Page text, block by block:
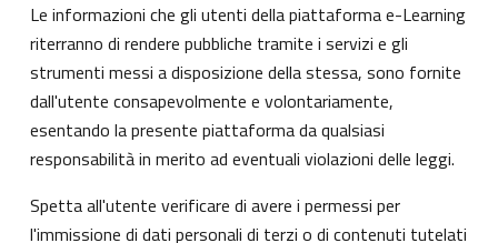
Le informazioni che gli utenti della piattaforma e-Learning
riterranno di rendere pubbliche tramite i servizi e gli
strumenti messi a disposizione della stessa, sono fornite
dall'utente consapevolmente e volontariamente,
esentando la presente piattaforma da qualsiasi
responsabilità in merito ad eventuali violazioni delle leggi.
Spetta all'utente verificare di avere i permessi per
l'immissione di dati personali di terzi o di contenuti tutelati